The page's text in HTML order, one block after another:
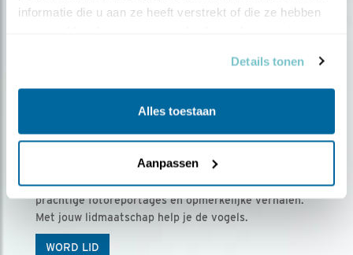
informatie die u aan ze heeft verstrekt of die ze hebben
Details tonen
Alles toestaan
Aanpassen
Ontvang 5 x Vogels voor € 36,00 per jaar
Vogels is het tijdschrift voor onze leden, met
prachtige fotoreportages en opmerkelijke verhalen.
Met jouw lidmaatschap help je de vogels.
WORD LID